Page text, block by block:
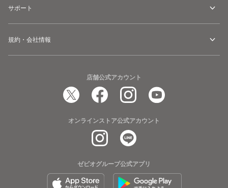
サポート
規約・会社情報
店舗公式アカウント
オンラインストア公式アカウント
ゼビオグループ公式アプリ